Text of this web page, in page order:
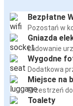
Bezpłatne
Pozostań w
Gniazda
Ładowanie
Wygodne
Dodatkowa
Miejsce na
Przestrzeń
Toalety